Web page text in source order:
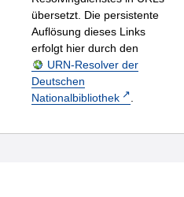
übersetzt. Die persistente
Auflösung dieses Links
erfolgt hier durch den
URN-Resolver der
Deutschen
Nationalbibliothek
.